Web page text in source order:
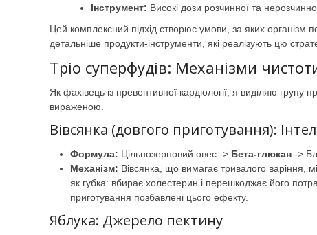
Інструмент: Високі дози розчинної та
Цей комплексний підхід створює умови, за яких організм
детальніше продукти-інструменти, які реалізують цю
Тріо суперфудів: Механізми
Як фахівець із превентивної кардіології, я виділяю
вираженою.
Вівсянка (довгого приготування):
Формула: Цільнозерновий овес -> Бета-глюкан ->
Механізм: Вівсянка, що вимагає тривалого варіння,
як губка: вбирає холестерин і перешкоджає його
приготування позбавлені цього ефекту.
Яблука: Джерело пектину